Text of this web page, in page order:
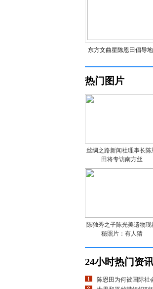
东方文曲星陈恩田倡导
热门图片
丝绸之路新闻社理事长陈
田将专访南方丝
陈独秀之子陈光美遗物现
秘照片：有人猜
24小时热门资
陈恩田为何被国际社